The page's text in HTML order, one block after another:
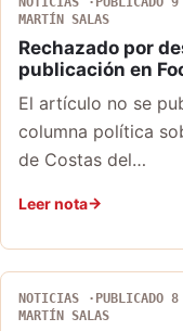
MARTÍN SALAS
Rechazado por
publicación en
El artículo no se
columna política
de Costas del…
Leer nota
NOTICIAS PUBLICADO
MARTÍN SALAS